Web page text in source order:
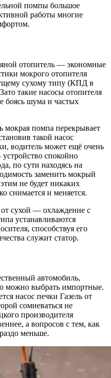
помпы большое
работы многие
отопитель — экономные
мокрого отопителя
сухому типу (КПД в
такие насосы отопителя
боясь шума и частых
помпа перекрывает
такой насос
водитель может ещё очень
спокойно
по сути находясь на
заменить мокрый
не будет никаких
снимается и меняется.
сухой — охлаждение с
устанавливаются
способствуя его
служит статор.
автомобиль,
можно выбрать импортные.
насос печки Газель от
сомневаться не
производителя
а вопросов с тем, как
меньше.